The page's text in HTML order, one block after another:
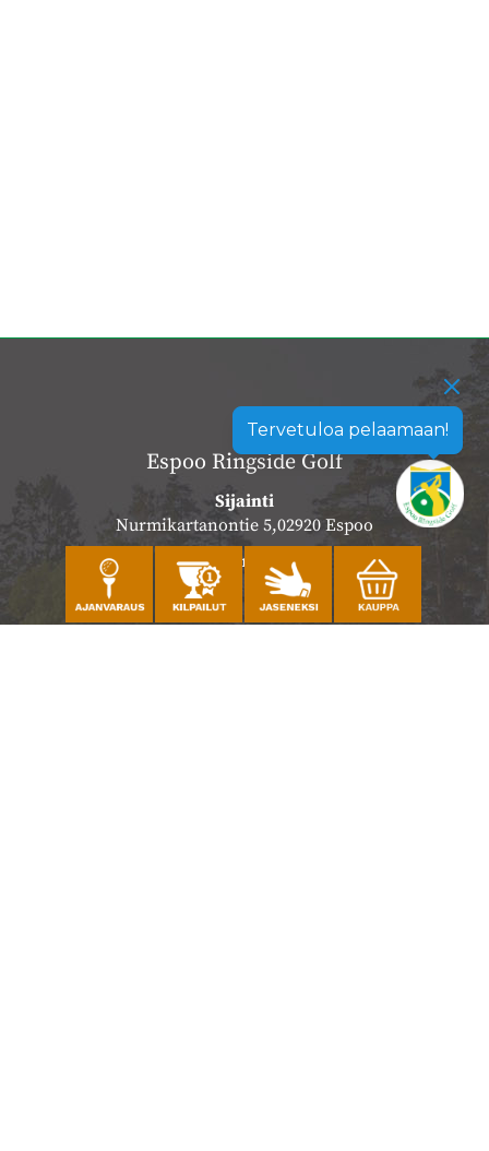
Tervetuloa pelaamaan!
Espoo Ringside Golf
Sijainti
Nurmikartanontie 5,02920 Espoo
Katso sijainti kartalla